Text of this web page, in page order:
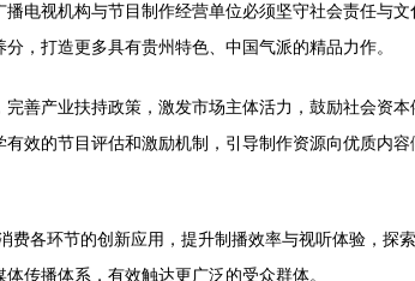
电视机构与节目制作经营单位必须坚守社会责任与文
，打造更多具有贵州特色、中国气派的精品力作。
善产业扶持政策，激发市场主体活力，鼓励社会资
效的节目评估和激励机制，引导制作资源向优质内
各环节的创新应用，提升制播效率与视听体验，探索
传播体系，有效触达更广泛的受众群体。